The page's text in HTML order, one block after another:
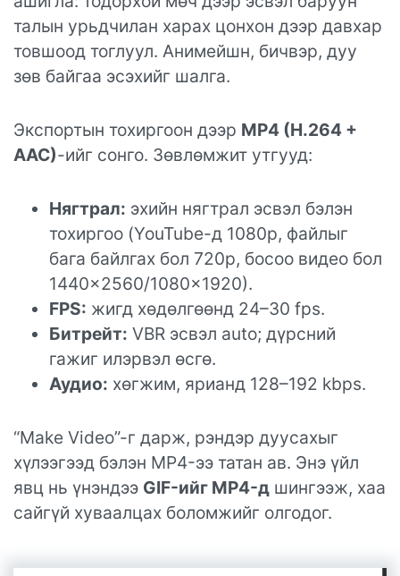
талын урьдчилан харах цонхон дээр давхар
товшоод тоглуул. Анимейшн, бичвэр, дуу
зөв байгаа эсэхийг шалга.
Экспортын тохиргоон дээр MP4 (H.264 +
AAC)-ийг сонго. Зөвлөмжит утгууд:
Нягтрал: эхийн нягтрал эсвэл бэлэн
тохиргоо (YouTube-д 1080p, файлыг
бага байлгах бол 720p, босоо видео бол
1440×2560/1080×1920).
FPS: жигд хөдөлгөөнд 24–30 fps.
Битрейт: VBR эсвэл auto; дүрсний
гажиг илэрвэл өсгө.
Аудио: хөгжим, ярианд 128–192 kbps.
“Make Video”-г дарж, рэндэр дуусахыг
хүлээгээд бэлэн MP4-ээ татан ав. Энэ үйл
явц нь үнэндээ GIF-ийг MP4-д шингээж, хаа
сайгүй хуваалцах боломжийг олгодог.